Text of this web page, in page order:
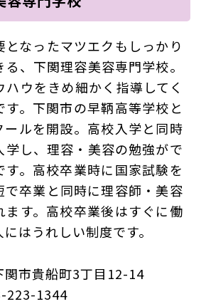
となったマツエクもしっかり
、下関理容美容専門学校。
ウをきめ細かく指導してく
す。下関市の早鞆高等学校と
ールを開設。高校入学と同時
学し、理容・美容の勉強がで
す。高校卒業時に国家試験を
で卒業と同時に理容師・美容
ます。高校卒業後はすぐに働
はうれしい制度です。
関市貴船町3丁目12-14
223-1344